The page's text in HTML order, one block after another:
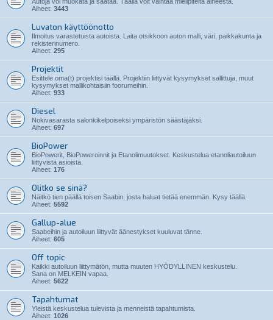
Aiheet: 3443
Luvaton käyttöönotto
Ilmoitus varastetuista autoista. Laita otsikkoon auton malli, väri, paikkakunta ja
rekisterinumero.
Aiheet: 295
Projektit
Esittele oma(t) projektisi täällä. Projektiin liittyvät kysymykset sallittuja, muut
kysymykset mallikohtaisiin foorumeihin.
Aiheet: 933
Diesel
Nokivasarasta salonkikelpoiseksi ympäristön säästäjäksi.
Aiheet: 697
BioPower
BioPowerit, BioPoweroinnit ja Etanolimuutokset. Keskustelua etanoliautoiluun
liittyvistä asioista.
Aiheet: 176
Olitko se sinä?
Näitkö tien päällä toisen Saabin, josta haluat tietää enemmän. Kysy täällä.
Aiheet: 5592
Gallup-alue
Saabeihin ja autoiluun liittyvät äänestykset kuuluvat tänne.
Aiheet: 605
Off topic
Kaikki autoiluun liittymätön, mutta muuten HYÖDYLLINEN keskustelu.
Sana on MELKEIN vapaa.
Aiheet: 5622
Tapahtumat
Yleistä keskustelua tulevista ja menneistä tapahtumista.
Aiheet: 1026